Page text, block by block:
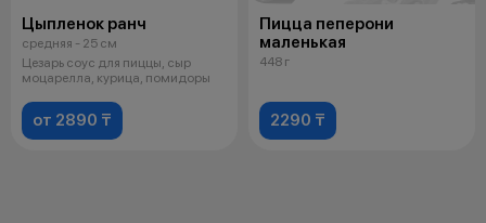
Цыпленок ранч
средняя - 25 см
Цезарь соус для пиццы, сыр
моцарелла, курица, помидоры
от 2890 ₸
Пицца пеперони
маленькая
448 г
2290 ₸